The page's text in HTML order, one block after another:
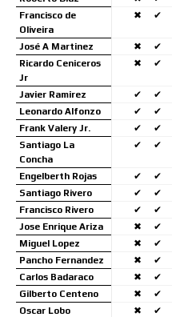
Francisco de
Oliveira
✖ ✔
José A Martinez ✖ ✔
Ricardo Ceniceros
Jr
✖ ✔
Javier Ramirez ✔ ✔
Leonardo Alfonzo
✔ ✔
Frank Valery Jr.
✔ ✔
Santiago La
Concha
✔ ✔
Engelberth Rojas ✔ ✔
Santiago Rivero
✔ ✔
Francisco Rivero
✔ ✔
Jose Enrique Ariza
✖ ✔
Miguel Lopez
✖ ✔
Pancho Fernandez
✖ ✔
Carlos Badaraco
✖ ✔
Gilberto Centeno
✖ ✔
Oscar Lobo
✖ ✔